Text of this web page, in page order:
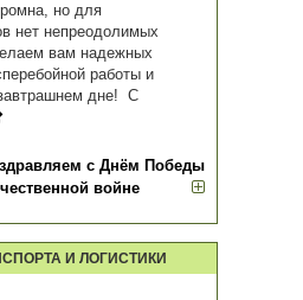
но для
нет непреодолимых
вам надежных
работы и
дне! С
с Днём Победы
войне
И ЛОГИСТИКИ